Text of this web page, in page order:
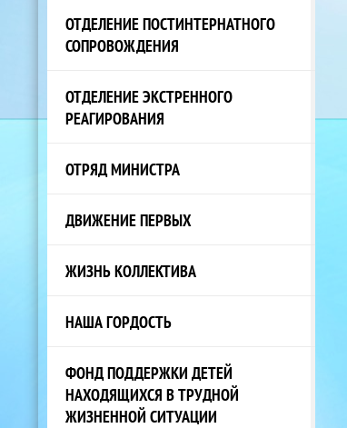
ОТДЕЛЕНИЕ ПОСТИНТЕРНАТНОГО
СОПРОВОЖДЕНИЯ
ОТДЕЛЕНИЕ ЭКСТРЕННОГО
РЕАГИРОВАНИЯ
ОТРЯД МИНИСТРА
ДВИЖЕНИЕ ПЕРВЫХ
ЖИЗНЬ КОЛЛЕКТИВА
НАША ГОРДОСТЬ
ФОНД ПОДДЕРЖКИ ДЕТЕЙ
НАХОДЯЩИХСЯ В ТРУДНОЙ
ЖИЗНЕННОЙ СИТУАЦИИ